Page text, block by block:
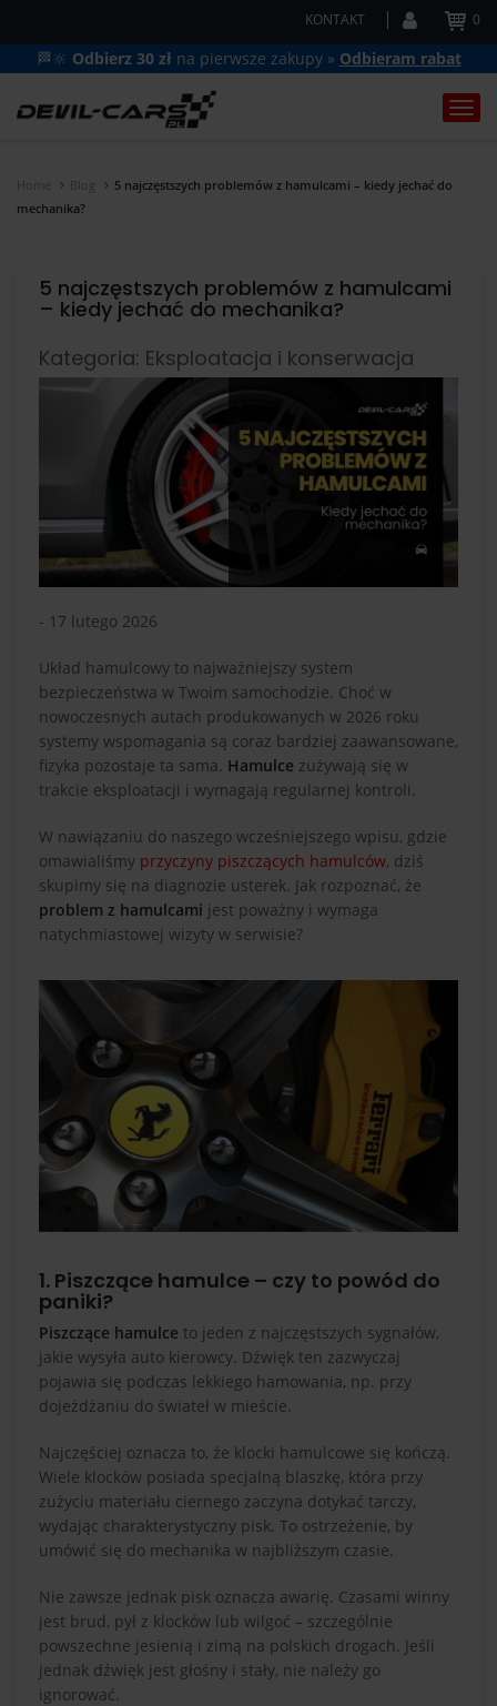
KONTAKT 0
🏁🔆 Odbierz 30 zł na pierwsze zakupy » Odbieram rabat
Home Blog
5 najczęstszych problemów z hamulcami – kiedy jechać do
mechanika?
5 najczęstszych problemów z hamulcami
– kiedy jechać do mechanika?
Kategoria: Eksploatacja i konserwacja
- 17 lutego 2026
Układ hamulcowy to najważniejszy system
bezpieczeństwa w Twoim samochodzie. Choć w
nowoczesnych autach produkowanych w 2026 roku
systemy wspomagania są coraz bardziej zaawansowane,
fizyka pozostaje ta sama. Hamulce zużywają się w
trakcie eksploatacji i wymagają regularnej kontroli.
W nawiązaniu do naszego wcześniejszego wpisu, gdzie
omawialiśmy przyczyny piszczących hamulców, dziś
skupimy się na diagnozie usterek. Jak rozpoznać, że
problem z hamulcami jest poważny i wymaga
natychmiastowej wizyty w serwisie?
1. Piszczące hamulce – czy to powód do
paniki?
Piszczące hamulce to jeden z najczęstszych sygnałów,
jakie wysyła auto kierowcy. Dźwięk ten zazwyczaj
pojawia się podczas lekkiego hamowania, np. przy
dojeżdżaniu do świateł w mieście.
Najczęściej oznacza to, że klocki hamulcowe się kończą.
Wiele klocków posiada specjalną blaszkę, która przy
zużyciu materiału ciernego zaczyna dotykać tarczy,
wydając charakterystyczny pisk. To ostrzeżenie, by
umówić się do mechanika w najbliższym czasie.
Nie zawsze jednak pisk oznacza awarię. Czasami winny
jest brud, pył z klocków lub wilgoć – szczególnie
powszechne jesienią i zimą na polskich drogach. Jeśli
jednak dźwięk jest głośny i stały, nie należy go
ignorować.